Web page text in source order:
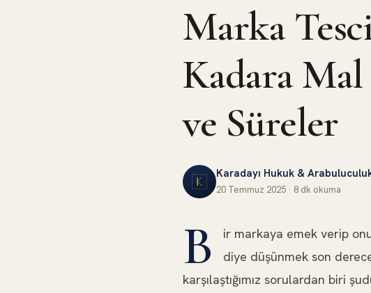
Marka
Kadara
ve Süreler
Karadayı Hukuk &
20 Temmuz 2025 · 8 dk okuma
B
ir markaya emek verip
diye düşünmek son
karşılaştığımız sorulardan biri